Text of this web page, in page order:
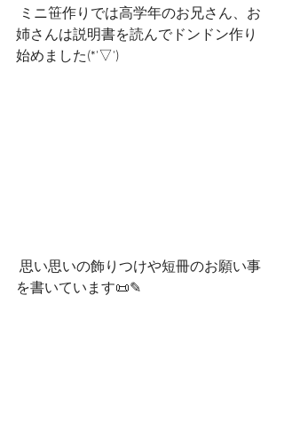
姉さんは説明書を読んでドンドン作り
始めました(*'▽')
を書いています📜✎